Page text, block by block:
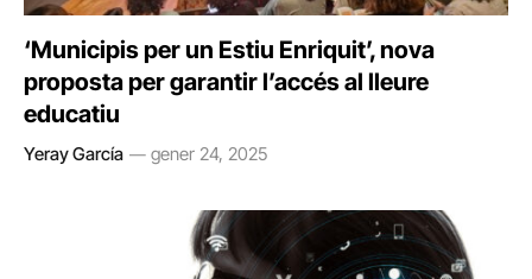
‘Municipis per un Estiu Enriquit’, nova
proposta per garantir l’accés al lleure
educatiu
Yeray García gener 24, 2025